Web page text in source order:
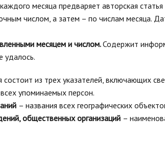
месяца предваряет авторская
числом, а затем – по числам месяца.
месяцем и числом.Содержит
удалось.
из трех указателей, включающих
упоминаемых персон.
– названия всех географических
общественных организаций –